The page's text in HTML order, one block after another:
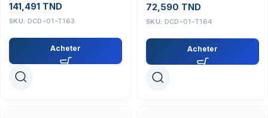
141,491 TND
SKU: DCD-01-T163
Acheter
72,590 TND
SKU: DCD-01-T164
Acheter